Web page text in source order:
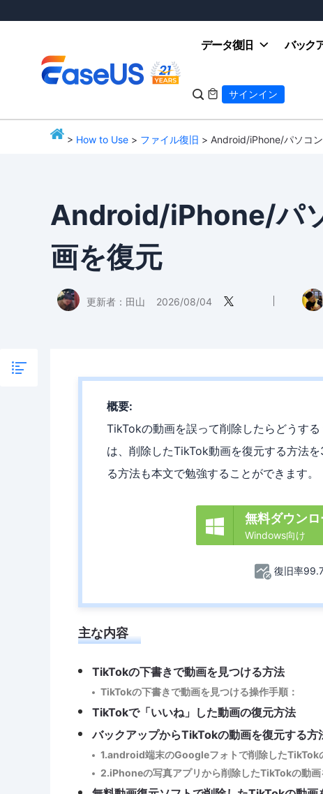
データ復旧 バック
  サインイン
> How to Use > ファイル復旧 > Android/iPhone/パソコ
Android/iPhone/パ
画を復元
更新者： 田山 2026/08/04 
概要:
TikTokの動画を誤って削除したらどうす
は、削除したTikTok動画を復元する方法
る方法も本文で勉強することができます。
 無料ダウンロ
Windows向け
復旧率
主な内容
TikTokの下書きで動画を見つける方法
TikTokの下書きで動画を見つける操作手順：
TikTokで「いいね」した動画の復元方法
バックアップからTikTokの動画を復元する方
1.android端末のGoogleフォトで削除したTikTok
2.iPhoneの写真アプリから削除したTikTokの動画